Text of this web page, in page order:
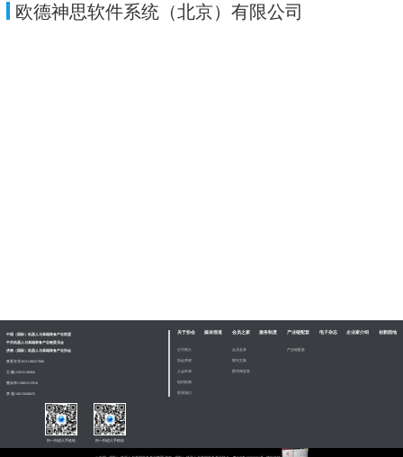
欧德神思软件系统（北京）有限公司
中国（国际）机器人与高端装备产业联盟
中共机器人与高端装备产业链委员会
济南（国际）机器人与高端装备产业协会
联系方式:0531-88257086
王 颖: 15053138966
曹永华: 13805313910
李 漫: 18615668625
扫一扫进入手机站 扫一扫进入手机站
关于协会
公司简介
协会章程
入会申请
组织机构
联系我们
媒体报道 会员之家
会员名录
期刊文集
图书阅览室
服务制度 产业链配套
产业链配套
电子杂志 企业家介绍 创新园地